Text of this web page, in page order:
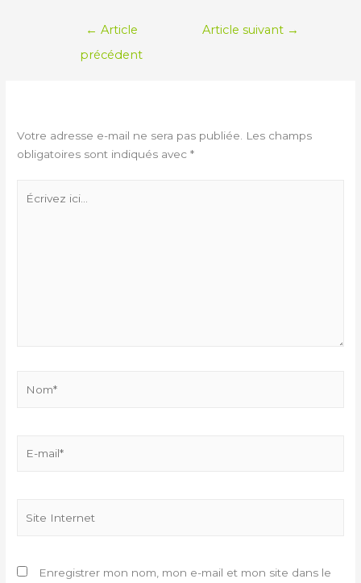
← Article
précédent
Article suivant →
Votre adresse e-mail ne sera pas publiée.
Les champs
obligatoires sont indiqués avec*
Enregistrer mon nom, mon e-mail et mon site dans le